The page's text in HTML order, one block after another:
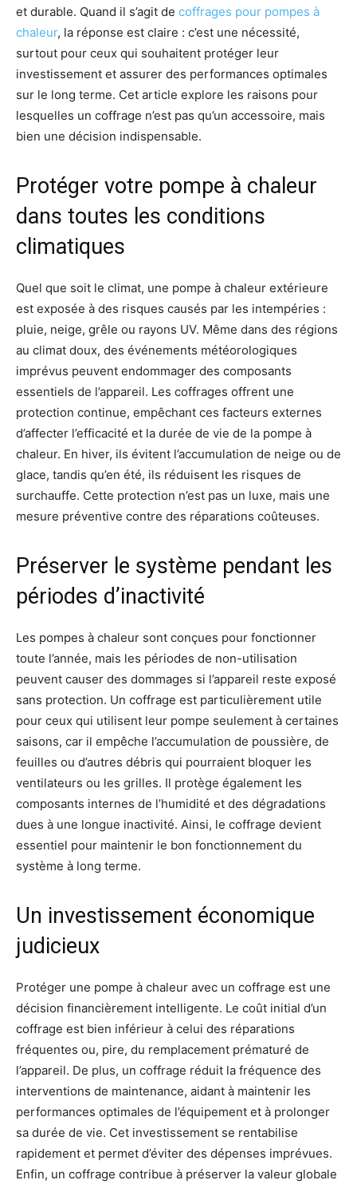
et durable. Quand il s’agit de coffrages pour pompes à
chaleur, la réponse est claire : c’est une nécessité,
surtout pour ceux qui souhaitent protéger leur
investissement et assurer des performances optimales
sur le long terme. Cet article explore les raisons pour
lesquelles un coffrage n’est pas qu’un accessoire, mais
bien une décision indispensable.
Protéger votre pompe à chaleur
dans toutes les conditions
climatiques
Quel que soit le climat, une pompe à chaleur extérieure
est exposée à des risques causés par les intempéries :
pluie, neige, grêle ou rayons UV. Même dans des régions
au climat doux, des événements météorologiques
imprévus peuvent endommager des composants
essentiels de l’appareil. Les coffrages offrent une
protection continue, empêchant ces facteurs externes
d’affecter l’efficacité et la durée de vie de la pompe à
chaleur. En hiver, ils évitent l’accumulation de neige ou de
glace, tandis qu’en été, ils réduisent les risques de
surchauffe. Cette protection n’est pas un luxe, mais une
mesure préventive contre des réparations coûteuses.
Préserver le système pendant les
périodes d’inactivité
Les pompes à chaleur sont conçues pour fonctionner
toute l’année, mais les périodes de non-utilisation
peuvent causer des dommages si l’appareil reste exposé
sans protection. Un coffrage est particulièrement utile
pour ceux qui utilisent leur pompe seulement à certaines
saisons, car il empêche l’accumulation de poussière, de
feuilles ou d’autres débris qui pourraient bloquer les
ventilateurs ou les grilles. Il protège également les
composants internes de l’humidité et des dégradations
dues à une longue inactivité. Ainsi, le coffrage devient
essentiel pour maintenir le bon fonctionnement du
système à long terme.
Un investissement économique
judicieux
Protéger une pompe à chaleur avec un coffrage est une
décision financièrement intelligente. Le coût initial d’un
coffrage est bien inférieur à celui des réparations
fréquentes ou, pire, du remplacement prématuré de
l’appareil. De plus, un coffrage réduit la fréquence des
interventions de maintenance, aidant à maintenir les
performances optimales de l’équipement et à prolonger
sa durée de vie. Cet investissement se rentabilise
rapidement et permet d’éviter des dépenses imprévues.
Enfin, un coffrage contribue à préserver la valeur globale